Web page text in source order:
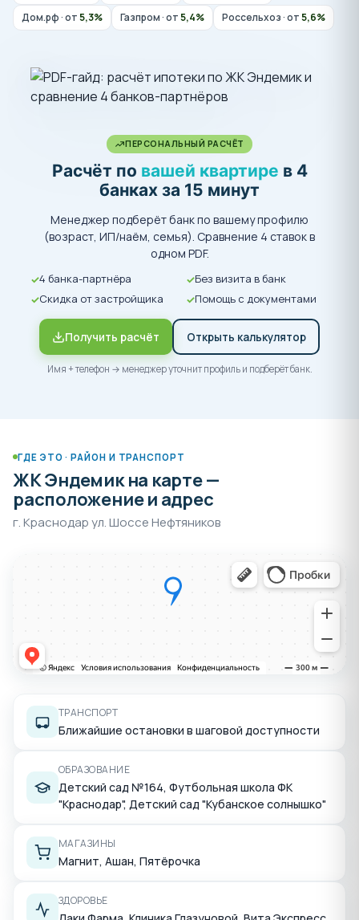
Дом.рф · от5,3% Газпром · от5,4% Россельхоз · от5,6%
ПЕРСОНАЛЬНЫЙ РАСЧЁТ
Расчёт по вашей квартире в 4
банках за 15 минут
Менеджер подберёт банк по вашему профилю
(возраст, ИП/наём, семья). Сравнение 4 ставок в
одном PDF.
4 банка-партнёра
Без визита в банк
Скидка от застройщика
Помощь с документами
Получить расчёт Открыть калькулятор
Имя + телефон → менеджер уточнит профиль и подберёт банк.
ГДЕ ЭТО · РАЙОН И ТРАНСПОРТ
ЖК Эндемик на карте —
расположение и адрес
г. Краснодар ул. Шоссе Нефтяников
ТРАНСПОРТ
Ближайшие остановки в шаговой доступности
ОБРАЗОВАНИЕ
Детский сад №164, Футбольная школа ФК
"Краснодар", Детский сад "Кубанское солнышко"
МАГАЗИНЫ
Магнит, Ашан, Пятёрочка
ЗДОРОВЬЕ